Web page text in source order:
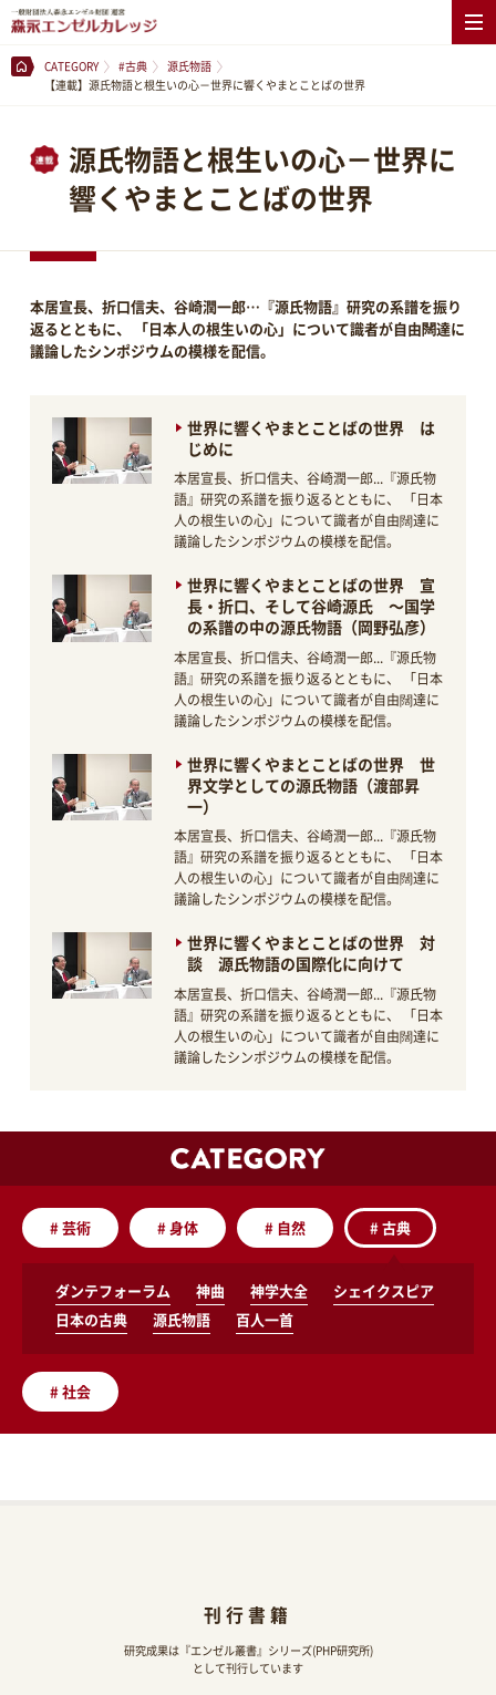
CATEGORY #古典
源氏物語
【連載】源氏物語と根生いの心－世界に響くやまとことばの世界
源氏物語と根生いの心－世界に
響くやまとことばの世界
本居宣長、折口信夫、谷崎潤一郎…『源氏物語』研究の系譜を振り
返るとともに、 「日本人の根生いの心」について識者が自由闊達に
議論したシンポジウムの模様を配信。
世界に響くやまとことばの世界 は
じめに
本居宣長、折口信夫、谷崎潤一郎...『源氏物
語』研究の系譜を振り返るとともに、 「日本
人の根生いの心」について識者が自由闊達に
議論したシンポジウムの模様を配信。
世界に響くやまとことばの世界 宣
長・折口、そして谷崎源氏 ～国学
の系譜の中の源氏物語（岡野弘彦）
本居宣長、折口信夫、谷崎潤一郎...『源氏物
語』研究の系譜を振り返るとともに、 「日本
人の根生いの心」について識者が自由闊達に
議論したシンポジウムの模様を配信。
世界に響くやまとことばの世界 世
界文学としての源氏物語（渡部昇
一）
本居宣長、折口信夫、谷崎潤一郎...『源氏物
語』研究の系譜を振り返るとともに、 「日本
人の根生いの心」について識者が自由闊達に
議論したシンポジウムの模様を配信。
世界に響くやまとことばの世界 対
談 源氏物語の国際化に向けて
本居宣長、折口信夫、谷崎潤一郎...『源氏物
語』研究の系譜を振り返るとともに、 「日本
人の根生いの心」について識者が自由闊達に
議論したシンポジウムの模様を配信。
#芸術 #身体 # 自然 #古典
ダンテフォーラム 神曲 神学大全
シェイクスピア
日本の古典
源氏物語 百人一首
#社会
刊行書籍
研究成果は『エンゼル叢書』シリーズ(PHP研究所)
として刊行しています